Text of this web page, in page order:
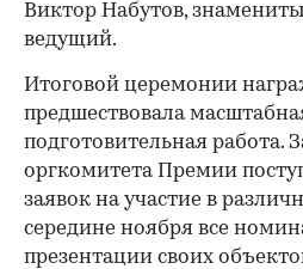
Виктор Набутов,
ведущий.
Итоговой церемонии
предшествовала
подготовительная работа.
оргкомитета Премии
заявок на участие в
середине ноября все
презентации своих